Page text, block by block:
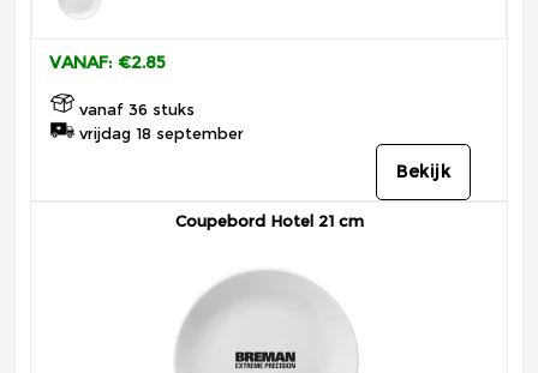
VANAF: €2.85
vanaf 36 stuks
vrijdag 18 september
Bekijk
Coupebord Hotel 21 cm